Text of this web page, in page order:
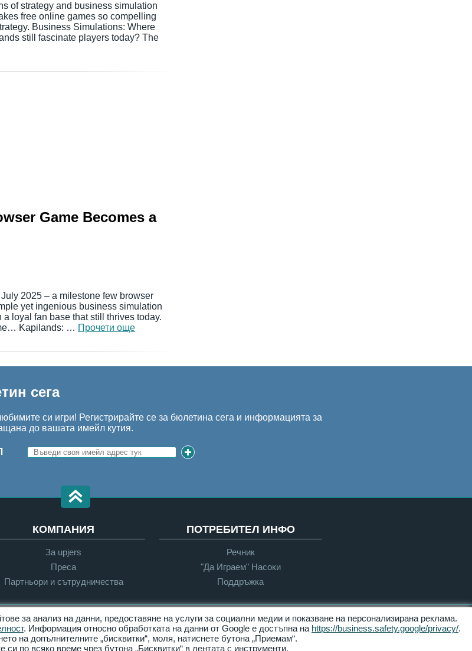
of strategy and business simulation
free online games so compelling
Business Simulations: Where
still fascinate players today? The
Game Becomes a
2025 – a milestone few browser
yet ingenious business simulation
loyal fan base that still thrives today.
Kapilands: … Прочети още
сега
си игри! Регистрирайте се за бюлетина сега и информацията за
до вашата имейл кутия.
КОМПАНИЯ
За upjers
Преса
Партньори и сътрудничества
ПОТРЕБИТЕЛ ИНФО
Речник
"Да Играем" Насоки
Поддръжка
Условия за ползване Достъпност
Управлявай Бисквитки
за анализ на данни, предоставяне на услуги за социални медии и показване на персонализирана реклама.
. Информация относно обработката на данни от Google е достъпна на https://business.safety.google/privacy/.
на допълнителните „бисквитки“, моля, натиснете бутона „Приемам“.
по всяко време чрез бутона „Бисквитки“ в лентата с инструменти.